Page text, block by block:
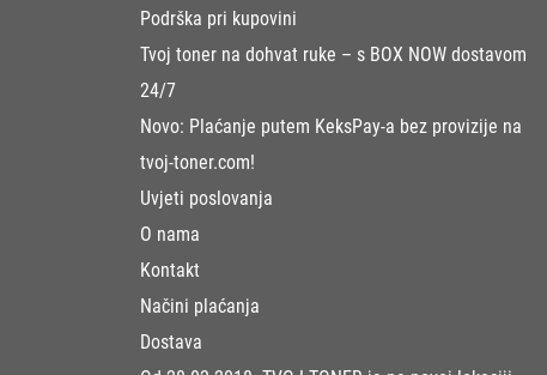
Podrška pri kupovini
Tvoj toner na dohvat ruke – s BOX NOW dostavom
24/7
Novo: Plaćanje putem KeksPay-a bez provizije na
tvoj-toner.com!
Uvjeti poslovanja
O nama
Kontakt
Načini plaćanja
Dostava